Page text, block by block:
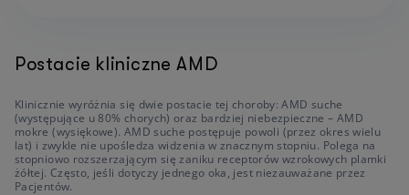
Postacie kliniczne AMD
Klinicznie wyróżnia się dwie postacie tej choroby: AMD suche
(występujące u 80% chorych) oraz bardziej niebezpieczne – AMD
mokre (wysiękowe). AMD suche postępuje powoli (przez okres wielu
lat) i zwykle nie upośledza widzenia w znacznym stopniu. Polega na
stopniowo rozszerzającym się zaniku receptorów wzrokowych plamki
żółtej. Często, jeśli dotyczy jednego oka, jest niezauważane przez
Pacjentów.